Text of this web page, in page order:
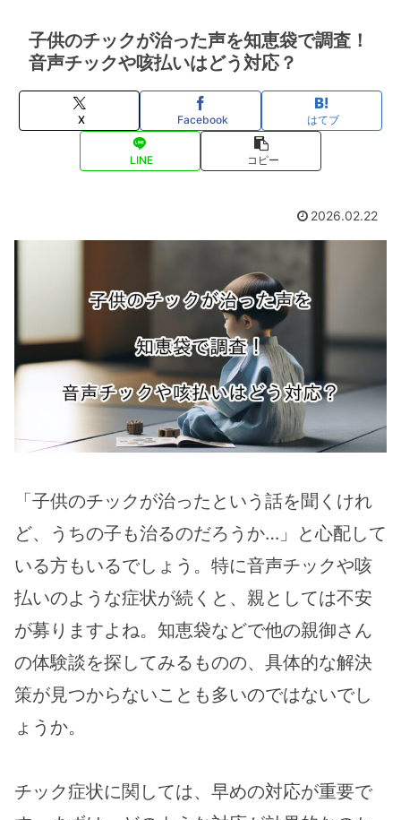
子供のチックが治った声を知恵袋で調査！
音声チックや咳払いはどう対応？
X Facebook はてブ
LINE コピー
2026.02.22
「子供のチックが治ったという話を聞くけれ
ど、うちの子も治るのだろうか…」と心配して
いる方もいるでしょう。特に音声チックや咳
払いのような症状が続くと、親としては不安
が募りますよね。知恵袋などで他の親御さん
の体験談を探してみるものの、具体的な解決
策が見つからないことも多いのではないでし
ょうか。
チック症状に関しては、早めの対応が重要で